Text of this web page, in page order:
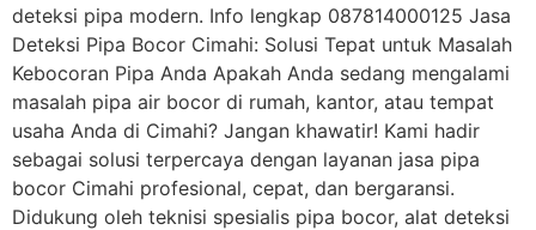
deteksi pipa modern. Info lengkap 087814000125 Jasa
Deteksi Pipa Bocor Cimahi: Solusi Tepat untuk Masalah
Kebocoran Pipa Anda Apakah Anda sedang mengalami
masalah pipa air bocor di rumah, kantor, atau tempat
usaha Anda di Cimahi? Jangan khawatir! Kami hadir
sebagai solusi terpercaya dengan layanan jasa pipa
bocor Cimahi profesional, cepat, dan bergaransi.
Didukung oleh teknisi spesialis pipa bocor, alat deteksi